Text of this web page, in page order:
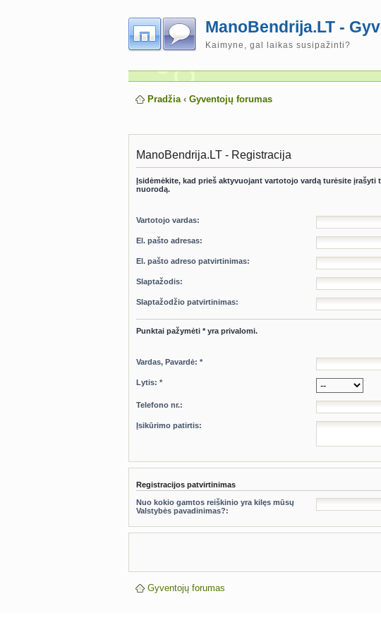
ManoBendrija.LT -
Kaimyne, gal laikas susipažinti?
Pradžia ‹ Gyventojų forumas
ManoBendrija.LT - Registracija
Įsidėmėkite, kad prieš aktyvuojant vartotojo vardą turėsite įrašyti
nuorodą.
Vartotojo vardas:
El. pašto adresas:
El. pašto adreso patvirtinimas:
Slaptažodis:
Slaptažodžio patvirtinimas:
Punktai pažymėti * yra privalomi.
Vardas, Pavardė: *
Lytis: *
Telefono nr.:
Įsikūrimo patirtis:
Registracijos patvirtinimas
Nuo kokio gamtos reiškinio yra kilęs mūsų
Valstybės pavadinimas?:
Gyventojų forumas